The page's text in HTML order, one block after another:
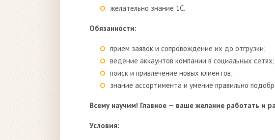
желательно знание 1С.
Обязанности:
прием заявок и сопровождение их до отгрузки;
ведение аккаунтов компании в социальных сетях;
поиск и привлечение новых клиентов;
знание ассортимента и умение правильно
Всему научим! Главное — ваше желание работать и
Условия: